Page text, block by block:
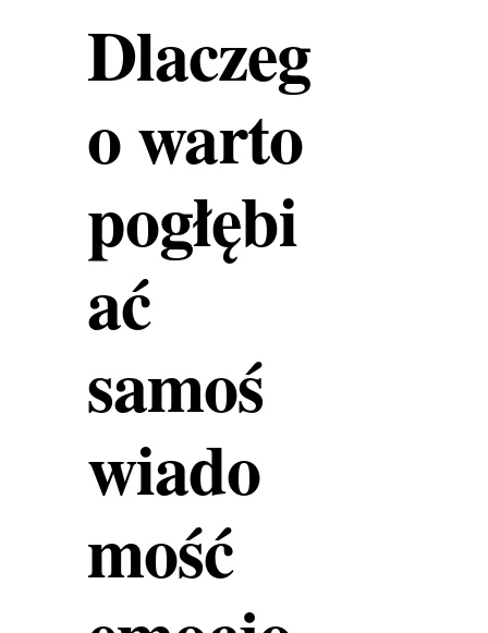
Dlaczeg
o warto
pogłębi
ać
samoś
wiado
mość